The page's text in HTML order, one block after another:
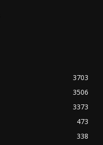
3703
3506
3373
473
338